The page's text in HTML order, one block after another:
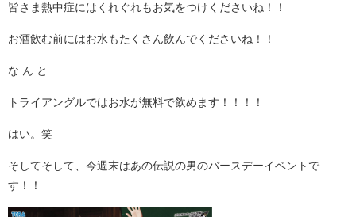
皆さま熱中症にはくれぐれもお気をつけくださいね！！
お酒飲む前にはお水もたくさん飲んでくださいね！！
な ん と
トライアングルではお水が無料で飲めます！！！！
はい。笑
そしてそして、今週末はあの伝説の男のバースデーイベントで
す！！